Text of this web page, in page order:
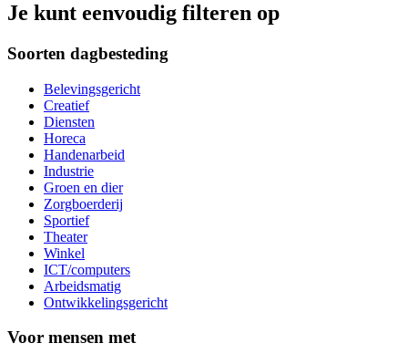
Je kunt eenvoudig filteren op
Soorten dagbesteding
Belevingsgericht
Creatief
Diensten
Horeca
Handenarbeid
Industrie
Groen en dier
Zorgboerderij
Sportief
Theater
Winkel
ICT/computers
Arbeidsmatig
Ontwikkelingsgericht
Voor mensen met